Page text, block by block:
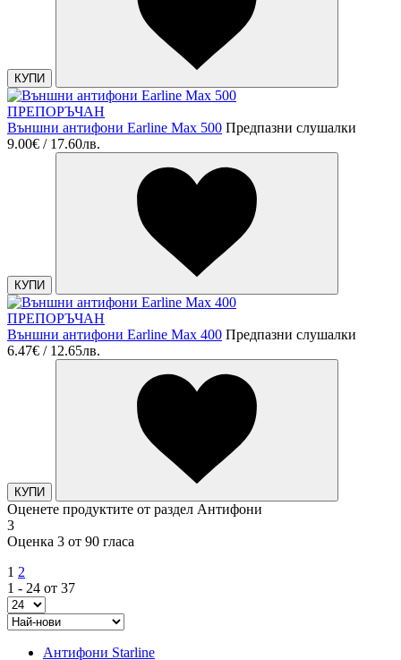
КУПИ
ПРЕПОРЪЧАН
Външни антифони Earline Mах 500 Предпазни слушалки
9.00€ / 17.60лв.
КУПИ
ПРЕПОРЪЧАН
Външни антифони Earline Mах 400 Предпазни слушалки
6.47€ / 12.65лв.
КУПИ
Оценете продуктите от раздел Антифони
3
Оценка 3 от 90 гласа
1 2
1 - 24 от 37
Антифони Starline